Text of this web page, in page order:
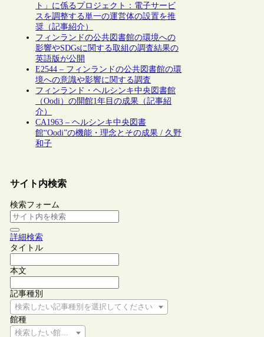
ト」に係るプロジェクト：電子サービ
スを調整する単一の運営体の設置を推
奨（記事紹介）
フィンランドの公共図書館の環境への
影響やSDGsに関する取組の調査結果の
英語版が公開
E2544 – フィンランドの公共図書館の環
境への意識や影響に関する調査
フィンランド・ヘルシンキ中央図書館
（Oodi）の開館1年目の成果（記事紹
介）
CA1963 – ヘルシンキ中央図書
館“Oodi”の機能・理念とその成果 / 久野
和子
サイト内検索
検索フォーム
詳細検索
タイトル
本文
記事種別
検索したい記事種別を選択してください
館種
検索したい館種を選択してください